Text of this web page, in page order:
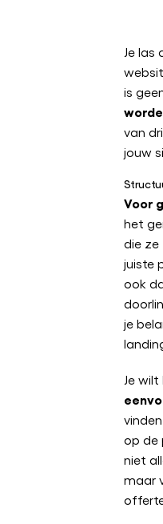
Je las
is
van
jouw
Voor
het
die ze
juiste
ook
je
Je
op de
niet
maar